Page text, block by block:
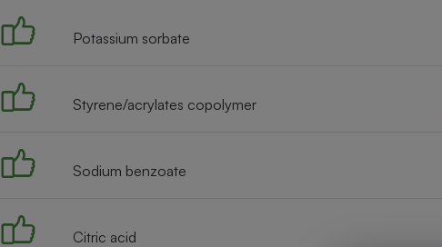
Potassium sorbate
Styrene/acrylates copolymer
Sodium benzoate
Citric acid